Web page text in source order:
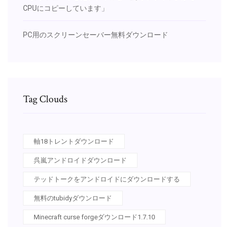
CPUにコピーしています」
PC用のスクリーンセーバー無料ダウンロード
Tag Clouds
軸18トレントダウンロード
呉嵐アンドロイドダウンロード
テッドトークをアンドロイドにダウンロードする
無料のtubidyダウンロード
Minecraft curse forgeダウンロード1.7.10